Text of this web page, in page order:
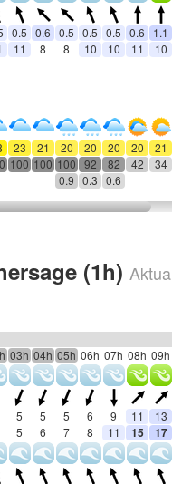
0.5 0.6 0.5 0.5 0.5 0.6
1.1
11 8 8 10 10 11 10
23 21 20 20 20 20
21
100 100 100 92 82 42
34
0.9 0.3 0.6
(1h)
03h 04h 05h 06h 07h 08h 09h
5 5 5 6 9 11
13
5 6 7 8 11 15 17